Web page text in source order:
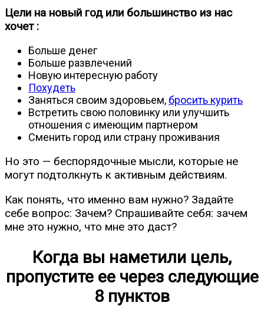
Цели на новый год или большинство из нас
хочет :
Больше денег
Больше развлечений
Новую интересную работу
Похудеть
Заняться своим здоровьем, бросить курить
Встретить свою половинку или улучшить
отношения с имеющим партнером
Сменить город или страну проживания
Но это — беспорядочные мысли, которые не
могут подтолкнуть к активным действиям.
Как понять, что именно вам нужно? Задайте
себе вопрос: Зачем? Спрашивайте себя: зачем
мне это нужно, что мне это даст?
Когда вы наметили цель,
пропустите ее через следующие
8 пунктов